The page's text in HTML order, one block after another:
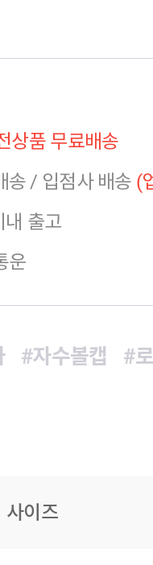
상품 무료배송
송 / 입점사 배송 (
내 출고
운
#자수볼캡
#
사이즈